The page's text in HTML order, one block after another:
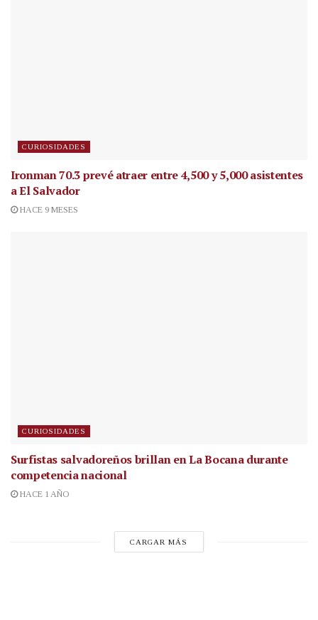
CURIOSIDADES
Ironman 70.3 prevé atraer entre 4,500 y 5,000 asistentes
a El Salvador
HACE 9 MESES
CURIOSIDADES
Surfistas salvadoreños brillan en La Bocana durante
competencia nacional
HACE 1 AÑO
CARGAR MÁS